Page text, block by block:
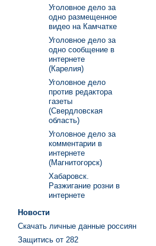
Уголовное дело за
одно размещенное
видео на Камчатке
Уголовное дело за
одно сообщение в
интернете
(Карелия)
Уголовное дело
против редактора
газеты
(Свердловская
область)
Уголовное дело за
комментарии в
интернете
(Магнитогорск)
Хабаровск.
Разжигание розни в
интернете
Новости
Скачать личные данные россиян
Защитись от 282